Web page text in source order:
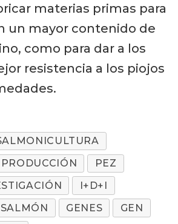
materias primas para
un mayor contenido de
como para dar a los
resistencia a los piojos
PRODUCCIÓN
PEZ
I+D+I
SALMÓN GENES
GEN